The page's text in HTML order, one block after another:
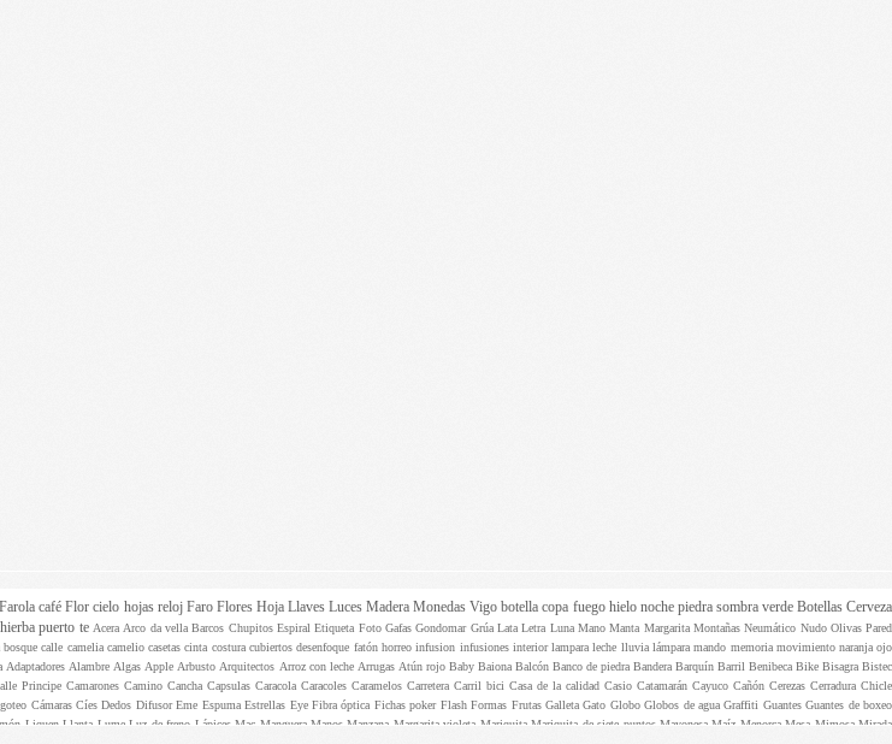
FarolacaféFlorcielo hojas reloj Faro Flores Hoja LlavesLucesMaderaMonedasVigobotellacopa fuego hielo noche piedra sombra verde BotellasCerveza
hierbapuerto te Acera Arco da vellaBarcos Chupitos EspiralEtiqueta Foto GafasGondomar Grúa LataLetra LunaManoManta MargaritaMontañasNeumático NudoOlivasPared
bosquecalle camelia cameliocasetascinta costuracubiertosdesenfoque fatón horreoinfusion infusiones interiorlamparaleche lluvia lámparamando memoria movimientonaranjaojo
Adaptadores Alambre Algas Apple Arbusto Arquitectos Arroz con leche Arrugas Atún rojo Baby Baiona Balcón Banco de piedraBanderaBarquínBarrilBenibecaBikeBisagraBistec
Principe Camarones Camino Cancha Capsulas Caracola Caracoles Caramelos Carretera Carril bici Casa de la calidad Casio Catamarán Cayuco Cañón Cerezas Cerradura Chicle
CámarasCíesDedos DifusorEme EspumaEstrellas Eye Fibra óptica Fichas poker FlashFormas Frutas GalletaGato GloboGlobos de aguaGraffiti GuantesGuantes de boxeo
LiquenLlanta LumeLuz de freno LápicesMac Manguera ManosManzana Margarita violeta MariquitaMariquita de siete puntosMayonesaMaíz MenorcaMesa MimosaMirada